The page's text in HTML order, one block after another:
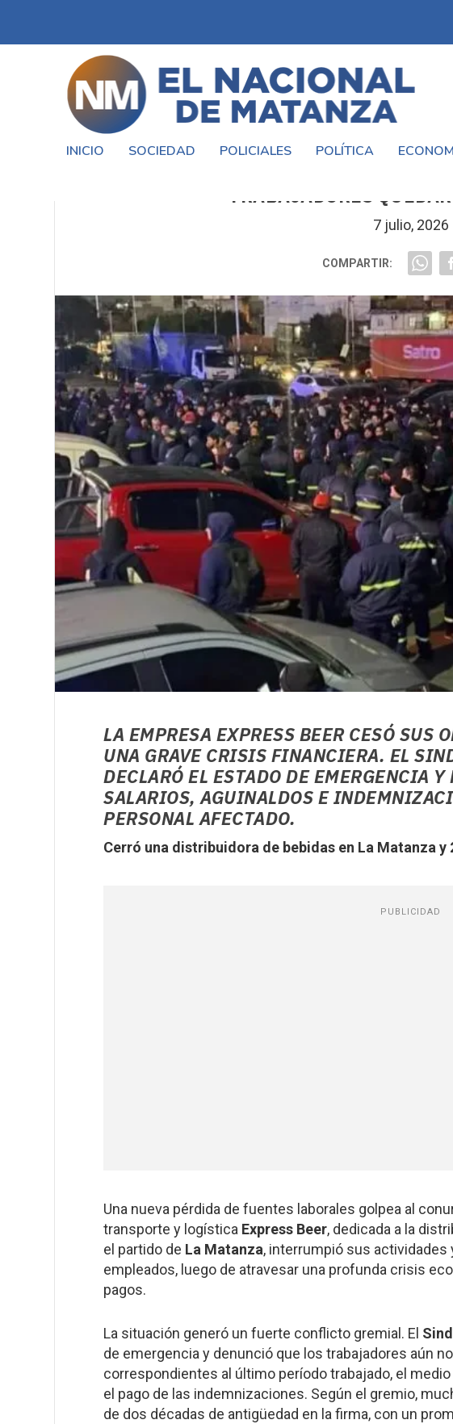
INICIO SOCIEDAD POLICIALES POLÍTICA
TRABAJADORES
7 julio, 2026
COMPARTIR:
LA EMPRESA EXPRESS BEER CESÓ SUS
UNA GRAVE CRISIS FINANCIERA. EL
DECLARÓ EL ESTADO DE EMERGENCIA Y
SALARIOS, AGUINALDOS E
PERSONAL AFECTADO.
Cerró una distribuidora de bebidas en La Matanza
PUBLICIDAD
Una nueva pérdida de fuentes laborales golpea al
transporte y logística Express Beer, dedicada a la
el partido de La Matanza, interrumpió sus actividades
empleados, luego de atravesar una profunda crisis
pagos.
La situación generó un fuerte conflicto gremial. El
de emergencia y denunció que los trabajadores aún
correspondientes al último período trabajado, el
el pago de las indemnizaciones. Según el gremio,
de dos décadas de antigüedad en la firma, con un